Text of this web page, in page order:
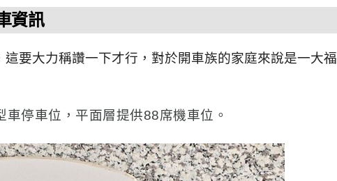
資訊
要大力稱讚一下才行，對於開車族的家庭來說是一大福
停車位，平面層提供88席機車位。